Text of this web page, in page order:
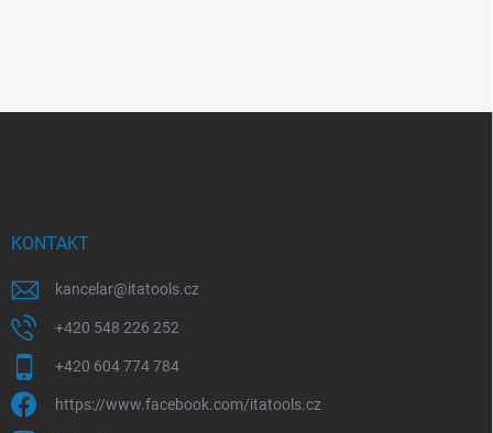
KONTAKT
kancelar@itatools.cz
+420 548 226 252
+420 604 774 784
https://www.facebook.com/itatools.cz